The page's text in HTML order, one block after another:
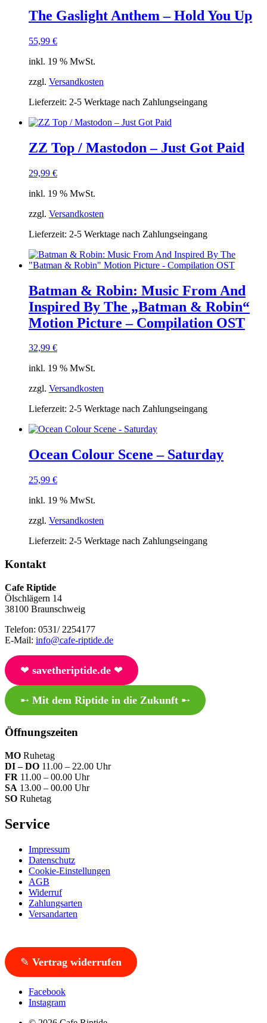
The Gaslight Anthem – Hold You Up
55,99 €
inkl. 19 % MwSt.
zzgl. Versandkosten
Lieferzeit: 2-5 Werktage nach Zahlungseingang
ZZ Top / Mastodon – Just Got Paid
29,99 €
inkl. 19 % MwSt.
zzgl. Versandkosten
Lieferzeit: 2-5 Werktage nach Zahlungseingang
Batman & Robin: Music From And
Inspired By The „Batman & Robin“
Motion Picture – Compilation OST
32,99 €
inkl. 19 % MwSt.
zzgl. Versandkosten
Lieferzeit: 2-5 Werktage nach Zahlungseingang
Ocean Colour Scene – Saturday
25,99 €
inkl. 19 % MwSt.
zzgl. Versandkosten
Lieferzeit: 2-5 Werktage nach Zahlungseingang
Kontakt
Cafe Riptide
Ölschlägern 14
38100 Braunschweig
Telefon: 0531/ 2254177
E-Mail: info@cafe-riptide.de
❤︎ savetheriptide.de❤︎
➸ Mit dem Riptide in die Zukunft➸
Öffnungszeiten
MO Ruhetag
DI – DO 11.00 – 22.00 Uhr
FR 11.00 – 00.00 Uhr
SA 13.00 – 00.00 Uhr
SO Ruhetag
Service
Impressum
Datenschutz
Cookie-Einstellungen
AGB
Widerruf
Zahlungsarten
Versandarten
✎ Vertrag widerrufen
Facebook
Instagram